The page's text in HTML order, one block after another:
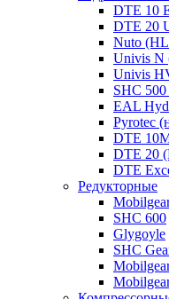
DTE 10
DTE 20
Nuto
Univis N
Univis
SHC 500
EAL
Pyrotec
DTE
DTE 20
DTE
Редукторные
SHC 600
Glygoyle
SHC